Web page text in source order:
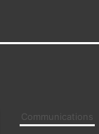
Communications